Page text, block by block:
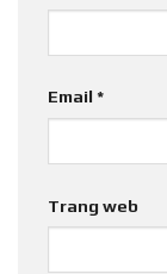
Email *
Trang web